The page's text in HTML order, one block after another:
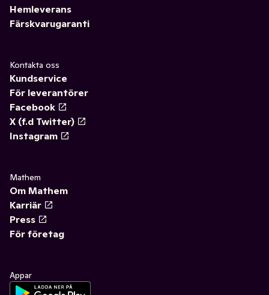
Hemleverans
Färskvarugaranti
Kontakta oss
Kundservice
För leverantörer
Facebook
X (f.d Twitter)
Instagram
Mathem
Om Mathem
Karriär
Press
För företag
Appar